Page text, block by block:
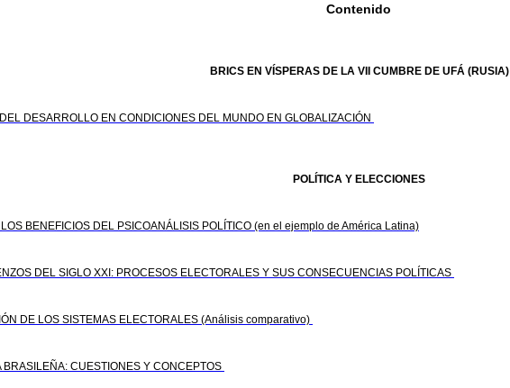
Contenido
BRICS EN VÍSPERAS DE LA VII CUMBRE DE UFÁ (RUSIA)
DESARROLLO EN CONDICIONES DEL MUNDO EN GLOBALIZACIÓN
POLÍTICA Y ELECCIONES
BENEFICIOS DEL PSICOANÁLISIS POLÍTICO (en el ejemplo de América Latina)
DEL SIGLO XXI: PROCESOS ELECTORALES Y SUS CONSECUENCIAS POLÍTICAS
DE LOS SISTEMAS ELECTORALES (Análisis comparativo)
BRASILEÑA: CUESTIONES Y CONCEPTOS